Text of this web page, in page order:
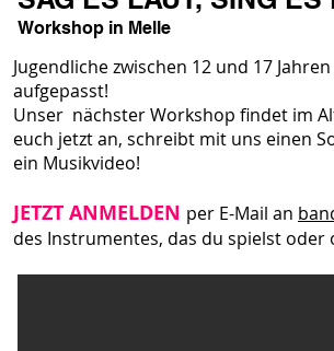
Workshop in Melle
Jugendliche zwischen 12 und 17
aufgepasst!
Unser nächster Workshop findet im
euch jetzt an, schreibt mit uns einen
ein Musikvideo!
JETZT ANMELDEN per E-Mail an
des Instrumentes, das du spielst